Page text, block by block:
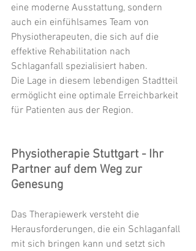
eine moderne Ausstattung, sondern
auch ein einfühlsames Team von
Physiotherapeuten, die sich auf die
effektive Rehabilitation nach
Schlaganfall spezialisiert haben.
Die Lage in diesem lebendigen Stadtteil
ermöglicht eine optimale Erreichbarkeit
für Patienten aus der Region.
Physiotherapie Stuttgart - Ihr
Partner auf dem Weg zur
Genesung
Das Therapiewerk versteht die
Herausforderungen, die ein Schlaganfall
mit sich bringen kann und setzt sich